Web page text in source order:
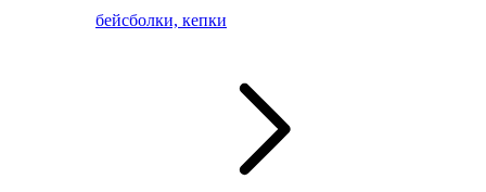
бейсболки, кепки